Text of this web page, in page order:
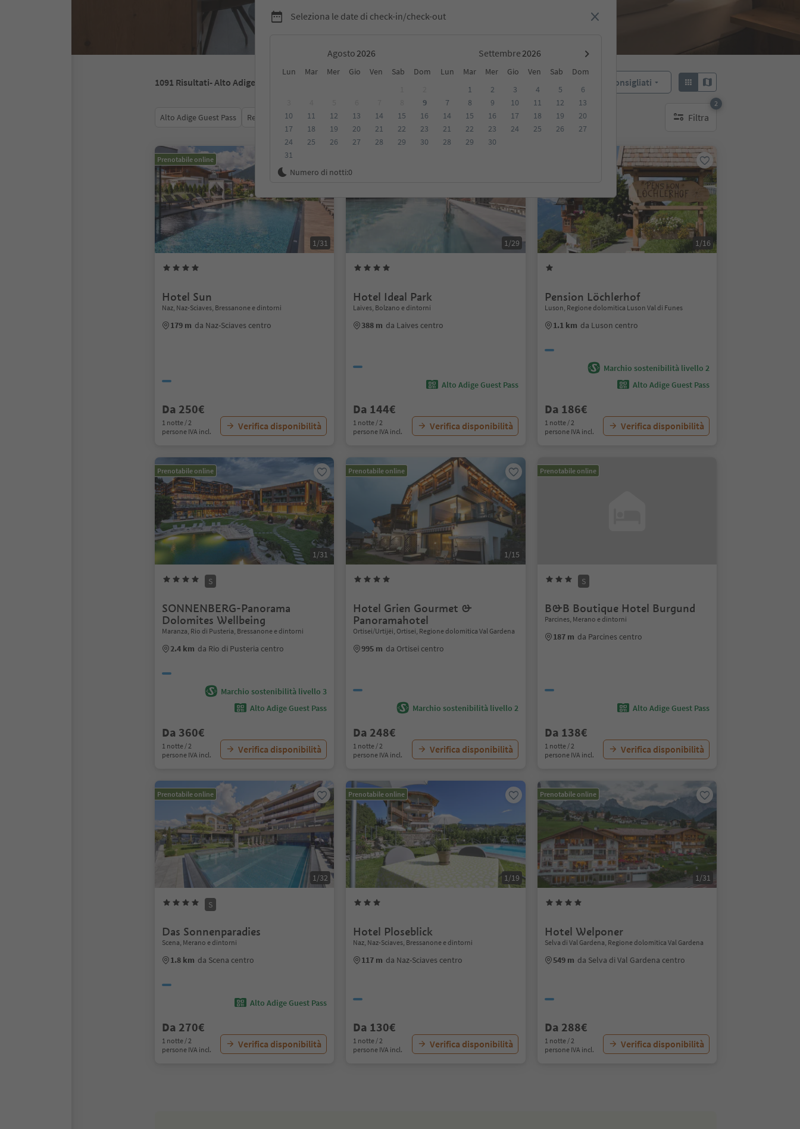
Seleziona le date di check-in/check-out
Agosto Settembre
Lun Mar Mer Gio Ven Sab Dom Lun Mar Mer Gio Ven Sab
Dom
9
10
11 12 13 14 15
16
17
18 19 20 21 22
23
24
25 26 27 28 29
30
31
1 2 3 4 5
6
7
8 9 10 11 12
13
14
15 16 17 18 19
20
21
22 23 24 25 26
27
28
29 30
Numero di notti:0
1091 Risultati- Alto Adige Consigliati
Alto Adige Guest Pass Recensioni Categoria Trattamento Alloggi sostenibili Filtra
2
filtri attivi
Prenotabile online
1/31
Hotel Sun
Naz, Naz-Sciaves, Bressanone e dintorni
179 m da Naz-Sciaves centro
Da 250€
1 notte / 2
persone IVA incl.
Verifica disponibilità
1/29
Hotel Ideal Park
Laives, Bolzano e dintorni
388 m da Laives centro
Alto Adige Guest Pass
Da 144€
1 notte / 2
persone IVA incl.
Verifica disponibilità
1/16
Pension Löchlerhof
Luson, Regione dolomitica Luson Val di Funes
1.1 km da Luson centro
Marchio sostenibilità livello 2
Alto Adige Guest Pass
Da 186€
1 notte / 2
persone IVA incl.
Verifica disponibilità
Prenotabile online
1/31
S
SONNENBERG-Panorama
Dolomites Wellbeing
Maranza, Rio di Pusteria, Bressanone e dintorni
2.4 km da Rio di Pusteria centro
Marchio sostenibilità livello 3
Alto Adige Guest Pass
Da 360€
1 notte / 2
persone IVA incl.
Verifica disponibilità
Prenotabile online
1/15
Hotel Grien Gourmet &
Panoramahotel
Ortisei/Urtijëi, Ortisei, Regione dolomitica Val Gardena
995 m da Ortisei centro
Marchio sostenibilità livello 2
Da 248€
1 notte / 2
persone IVA incl.
Verifica disponibilità
Prenotabile online
S
B&B Boutique Hotel Burgund
Parcines, Merano e dintorni
187 m da Parcines centro
Alto Adige Guest Pass
Da 138€
1 notte / 2
persone IVA incl.
Verifica disponibilità
Prenotabile online
1/32
S
Das Sonnenparadies
Scena, Merano e dintorni
1.8 km da Scena centro
Alto Adige Guest Pass
Da 270€
1 notte / 2
persone IVA incl.
Verifica disponibilità
Prenotabile online
1/19
Hotel Ploseblick
Naz, Naz-Sciaves, Bressanone e dintorni
117 m da Naz-Sciaves centro
Da 130€
1 notte / 2
persone IVA incl.
Verifica disponibilità
Prenotabile online
1/31
Hotel Welponer
Selva di Val Gardena, Regione dolomitica Val Gardena
549 m da Selva di Val Gardena centro
Da 288€
1 notte / 2
persone IVA incl.
Verifica disponibilità